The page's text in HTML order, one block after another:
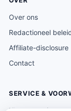
Over ons
Redactioneel
Affiliate-disclosure
Contact
SERVICE &